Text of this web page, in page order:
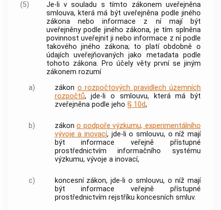
(5)
Je-li v souladu s tímto zákonem uveřejněna
smlouva, která má být uveřejněna podle jiného
zákona nebo informace z ní mají být
uveřejněny podle jiného zákona, je tím splněna
povinnost uveřejnit ji nebo informace z ní podle
takového jiného zákona; to platí obdobně o
údajích uveřejňovaných jako metadata podle
tohoto zákona. Pro účely věty první se jiným
zákonem rozumí
a)
zákon o rozpočtových pravidlech územních
rozpočtů, jde-li o smlouvu, která má být
zveřejněna podle jeho § 10d,
b) zákono podpoře výzkumu, experimentálního
vývoje a inovací, jde-li o smlouvu, o níž mají
být informace veřejně přístupné
prostřednictvím informačního systému
výzkumu, vývoje a inovací,
c)
koncesní zákon, jde-li o smlouvu, o níž mají
být informace veřejně přístupné
prostřednictvím rejstříku koncesních smluv.